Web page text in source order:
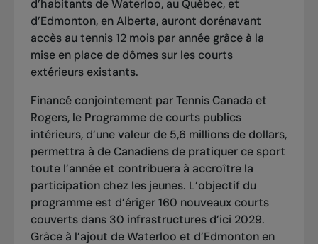
d’habitants de Waterloo, au Québec, et
d’Edmonton, en Alberta, auront dorénavant
accès au tennis 12 mois par année grâce à la
mise en place de dômes sur les courts
extérieurs existants.
Financé conjointement par Tennis Canada et
Rogers, le Programme de courts publics
intérieurs, d’une valeur de 5,6 millions de dollars,
permettra à de Canadiens de pratiquer ce sport
toute l’année et contribuera à accroître la
participation chez les jeunes. L’objectif du
programme est d’ériger 160 nouveaux courts
couverts dans 30 infrastructures d’ici 2029.
Grâce à l’ajout de Waterloo et d’Edmonton en